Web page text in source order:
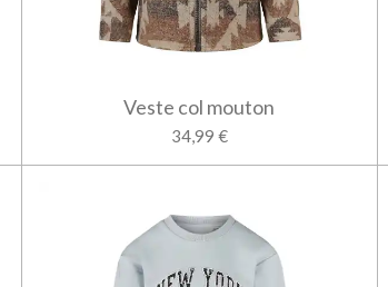
Veste col mouton
34,99 €